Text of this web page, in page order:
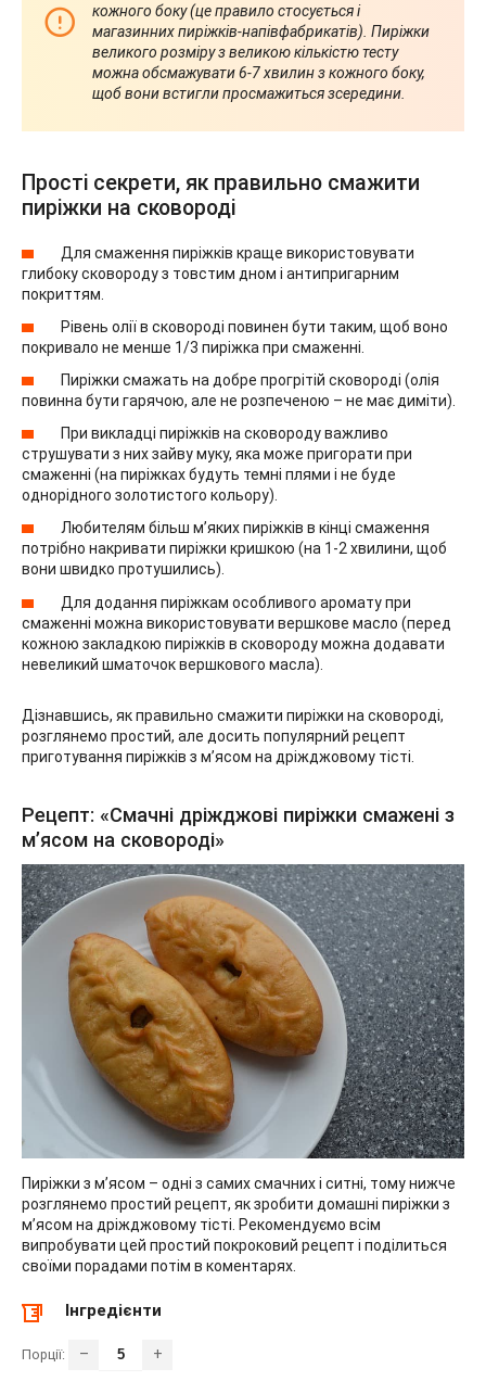
кожного боку (це правило стосується і
магазинних пиріжків-напівфабрикатів). Пиріжки
великого розміру з великою кількістю тесту
можна обсмажувати 6-7 хвилин з кожного боку,
щоб вони встигли просмажиться зсередини.
Прості секрети, як правильно смажити
пиріжки на сковороді
Для смаження пиріжків краще використовувати
глибоку сковороду з товстим дном і антипригарним
покриттям.
Рівень олії в сковороді повинен бути таким, щоб воно
покривало не менше 1/3 пиріжка при смаженні.
Пиріжки смажать на добре прогрітій сковороді (олія
повинна бути гарячою, але не розпеченою – не має диміти).
При викладці пиріжків на сковороду важливо
струшувати з них зайву муку, яка може пригорати при
смаженні (на пиріжках будуть темні плями і не буде
однорідного золотистого кольору).
Любителям більш м’яких пиріжків в кінці смаження
потрібно накривати пиріжки кришкою (на 1-2 хвилини, щоб
вони швидко протушились).
Для додання пиріжкам особливого аромату при
смаженні можна використовувати вершкове масло (перед
кожною закладкою пиріжків в сковороду можна додавати
невеликий шматочок вершкового масла).
Дізнавшись, як правильно смажити пиріжки на сковороді,
розглянемо простий, але досить популярний рецепт
приготування пиріжків з м’ясом на дріжджовому тісті.
Рецепт: «Смачні дріжджові пиріжки смажені з
м’ясом на сковороді»
Пиріжки з м’ясом – одні з самих смачних і ситні, тому нижче
розглянемо простий рецепт, як зробити домашні пиріжки з
м’ясом на дріжджовому тісті. Рекомендуємо всім
випробувати цей простий покроковий рецепт і поділиться
своїми порадами потім в коментарях.
Інгредієнти
Порції: – +